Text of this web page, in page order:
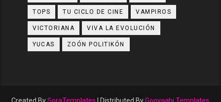
TOPS TU CICLO DE CINE VAMPIROS
VICTORIANA VIVA LA EVOLUCIÓN
YUCAS ZOÓN POLITIKÓN